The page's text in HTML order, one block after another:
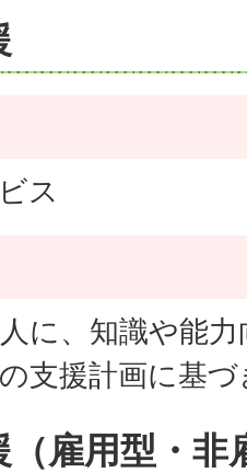
ス
に、知識や能
支援計画に基
雇用型・非